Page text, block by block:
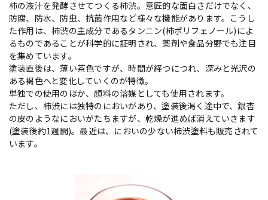
柿の液汁を発酵させてつくる柿渋。意匠的な面白さだけでなく、
防腐、防水、防虫、抗菌作用など様々な機能があります。こうし
た作用は、柿渋の主成分であるタンニン(柿ポリフェノール)によ
るものであることが科学的に証明され、薬剤や食品分野でも注目
を集めています。
塗装直後は、薄い茶色ですが、時間が経つにつれ、深みと光沢の
ある褐色へと変化していくのが特徴。
単独での使用のほか、顔料の溶媒としても使用されます。
ただし、柿渋には独特のにおいがあり、塗装後渇く途中で、銀杏
の皮のようなにおいがたちますが、乾燥が進めば消えていきます
(塗装後約1週間)。最近は、においの少ない柿渋塗料も販売されて
います。